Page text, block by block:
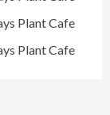
Plant Cafe
Plant Cafe